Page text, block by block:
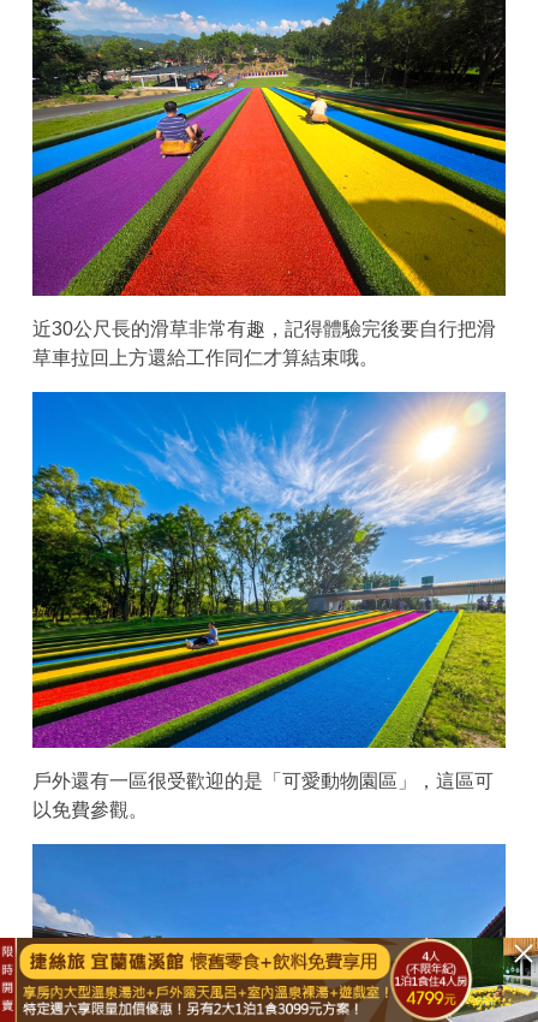
近30公尺長的滑草非常有趣，記得體驗完後要自行把滑
草車拉回上方還給工作同仁才算結束哦。
戶外還有一區很受歡迎的是「可愛動物園區」，這區可
以免費參觀。
立即購買